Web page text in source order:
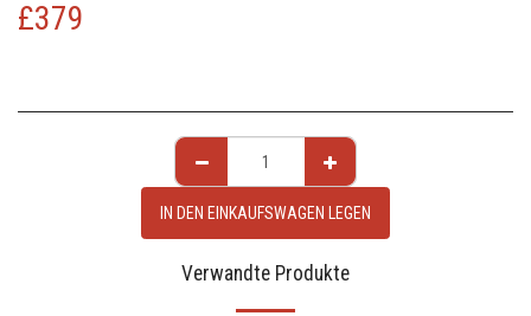
£379
IN DEN EINKAUFSWAGEN LEGEN
Verwandte Produkte